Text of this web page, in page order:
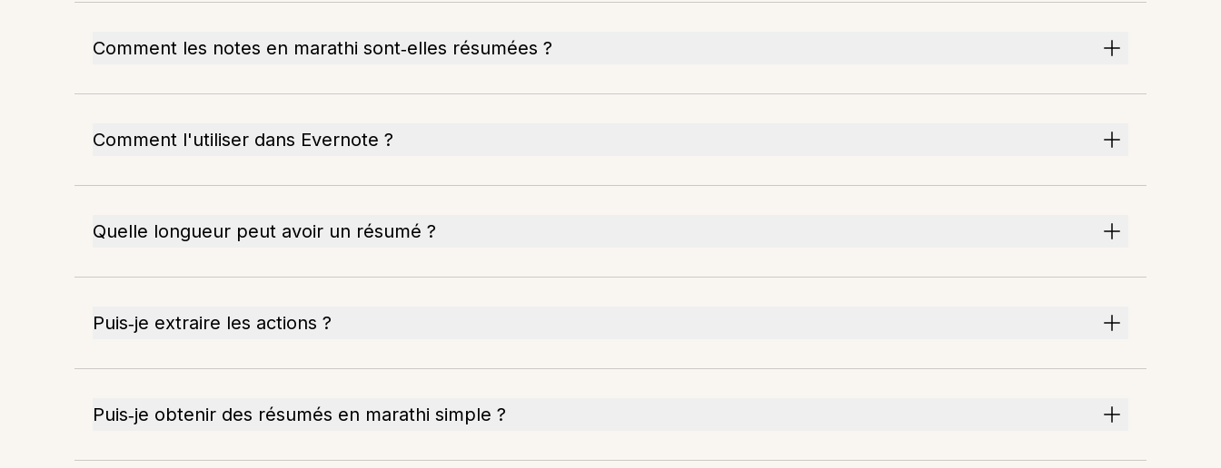
Comment les notes en marathi sont‑elles résumées ?
Comment l'utiliser dans Evernote ?
Quelle longueur peut avoir un résumé ?
Puis‑je extraire les actions ?
Puis‑je obtenir des résumés en marathi simple ?